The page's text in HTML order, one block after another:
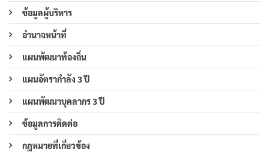
ข้อมูลผู้บริหาร
อำนาจหน้าที่
แผนพัฒนาท้องถิ่น
แผนอัตรากำลัง 3 ปี
แผนพัฒนาบุคลากร 3 ปี
ข้อมูลการติดต่อ
กฎหมายที่เกี่ยวข้อง